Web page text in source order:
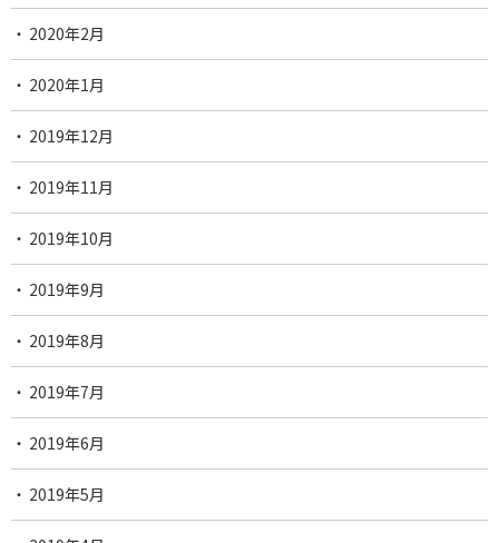
2020年2月
2020年1月
2019年12月
2019年11月
2019年10月
2019年9月
2019年8月
2019年7月
2019年6月
2019年5月